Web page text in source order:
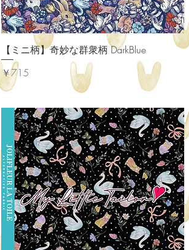
クイックビュー
【ミニ柄】奇妙な群衆柄 DarkBlue
価格
￥715